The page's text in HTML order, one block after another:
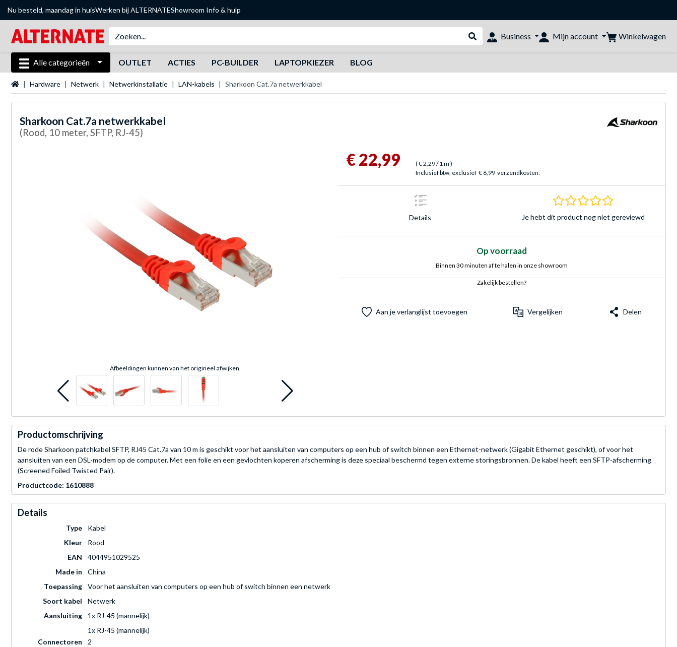
Nu besteld, maandag in huisWerken bij ALTERNATEShowroom Info & hulp
Webshop doorzoeken
Business Mijn account Winkelwagen
Alle categorieën OUTLET ACTIES PC-BUILDER LAPTOPKIEZER BLOG
Startpagina
Hardware Netwerk Netwerkinstallatie LAN-kabels Sharkoon Cat.7a netwerkkabel
Sharkoon Cat.7a netwerkkabel
(Rood, 10 meter, SFTP, RJ-45)
Afbeeldingen kunnen van het origineel afwijken.
€ 22,99 (€ 2,29/ 1 m )
Inclusief btw, exclusief € 6,99 verzendkosten.
Details
0.0 sterren
Je hebt dit product nog niet gereviewd
Op voorraad
Binnen 30 minuten af te halen in onze showroom
Zakelijk bestellen?
Aan je verlanglijst toevoegen Vergelijken Delen
Productomschrijving
De rode Sharkoon patchkabel SFTP, RJ45 Cat.7a van 10 m is geschikt voor het aansluiten van computers op een hub of switch binnen een Ethernet-netwerk (Gigabit Ethernet geschikt), of voor het
aansluiten van een DSL-modem op de computer. Met een folie en een gevlochten koperen afscherming is deze speciaal beschermd tegen externe storingsbronnen. De kabel heeft een SFTP-afscherming
(Screened Foiled Twisted Pair).
Productcode: 1610888
Details
Type
Kabel
Kleur
Rood
EAN
4044951029525
Made in
China
Toepassing
Voor het aansluiten van computers op een hub of switch binnen een netwerk
Soort kabel
Netwerk
Aansluiting
1x RJ-45 (mannelijk)
1x RJ-45 (mannelijk)
Connectoren
2